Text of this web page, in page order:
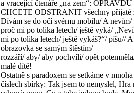
a vracející čtenáře „na zem“: OPRAVDU
CHCETE ODSTRANIT všechny přijaté
Dívám se do očí svému mobilu/ A
proč mi po tolika letech/ ještě vyká/
mi po tolika letech/ ještě vykáš?“/ píšu// A
obrazovka se samým štěstím/
rozzáří/ aby/ aby pochvíli/ opět
malé dítě!
Ostatně s paradoxem se setkáme v
číslech sbírky: Tak jsem to nemyslel, Hra